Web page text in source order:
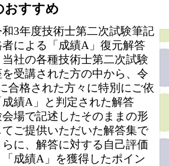
おすすめ
和3年度技術士第二次試験筆記
による「成績A」復元解答
社の各種技術士第二次試験
受講された方の中から、令
合格された方々に特別にご依
績A」と判定された解答
会場で記述したそのままの形
ご提供いただいた解答集で
に、解答に対する自己評価
「成績A」を獲得したポイン